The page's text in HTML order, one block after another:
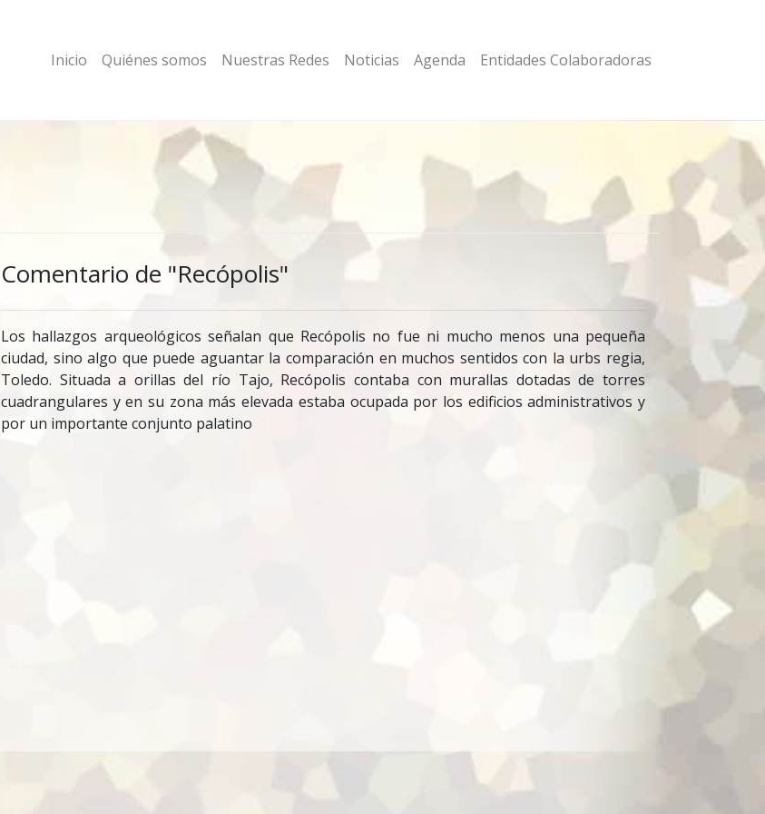
Inicio Quiénes somos Nuestras Redes Noticias Agenda Entidades Colaboradoras
Comentario de "Recópolis"
Los hallazgos arqueológicos señalan que Recópolis no fue ni mucho menos una pequeña
ciudad, sino algo que puede aguantar la comparación en muchos sentidos con la urbs regia,
Toledo. Situada a orillas del río Tajo, Recópolis contaba con murallas dotadas de torres
cuadrangulares y en su zona más elevada estaba ocupada por los edificios administrativos y
por un importante conjunto palatino